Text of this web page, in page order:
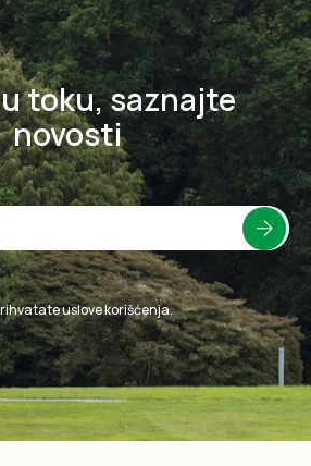
toku, saznajte
novosti
uslove korišćenja.